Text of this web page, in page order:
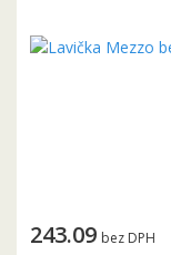
243.09 bez DPH